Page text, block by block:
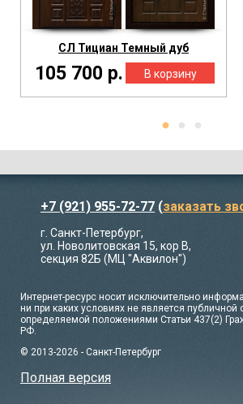
СЛ Тициан Темный дуб
105 700 р.
+7 (921) 955-72-77 (заказать
г. Санкт-Петербург,
ул. Новолитовская 15, кор В,
секция 82Б (МЦ "Аквилон")
Интернет-ресурс носит исключительно
ни при каких условиях не является публичной
определяемой положениями Статьи 437(2)
РФ.
© 2013-2026 - Санкт-Петербург
Полная версия